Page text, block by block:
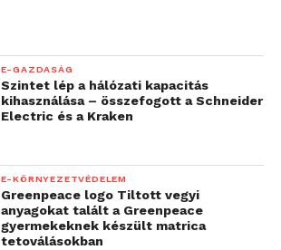
E-GAZDASÁG
Szintet lép a hálózati kapacitás
kihasználása – összefogott a Schneider
Electric és a Kraken
E-KÖRNYEZETVÉDELEM
Greenpeace logo Tiltott vegyi
anyagokat talált a Greenpeace
gyermekeknek készült matrica
tetoválásokban